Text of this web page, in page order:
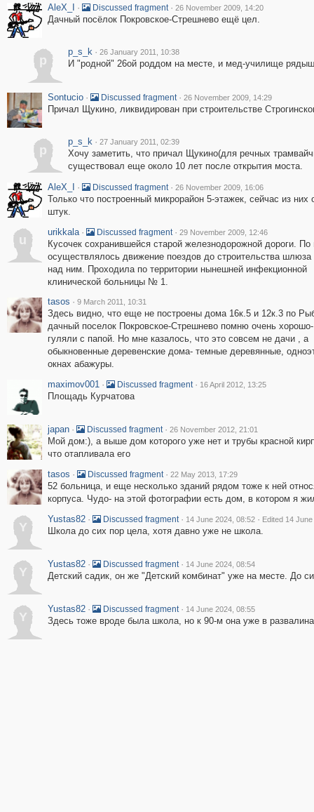
AleX_I · Discussed fragment · 26 November 2009, 14:20
Дачный посёлок Покровское-Стрешнево ещё цел.
p
p_s_k · 26 January 2011, 10:38
И "родной" 26ой роддом на месте, и мед-училище
Sontucio · Discussed fragment · 26 November 2009, 14:29
Причал Щукино, ликвидирован при строительстве
p
p_s_k · 27 January 2011, 02:39
Хочу заметить, что причал Щукино(для речных
существовал еще около 10 лет после открытия моста.
AleX_I
· Discussed fragment · 26 November 2009, 16:06
Только что построенный микрорайон 5-этажек, сейчас из них
штук.
u
urikkala · Discussed fragment · 29 November 2009, 12:46
Кусочек сохранившейся старой железнодорожной дороги. По
осуществлялось движение поездов до строительства шлюза
над ним. Проходила по территории нынешней инфекционной
клинической больницы № 1.
tasos · 9 March 2011, 10:31
Здесь видно, что еще не построены дома 16к.5 и 12к.3 по
дачный поселок Покровское-Стрешнево помню очень
гуляли с папой. Но мне казалось, что это совсем не дачи , а
обыкновенные деревенские дома- темные деревянные,
окнах абажуры.
maximov001 · Discussed fragment · 16 April 2012, 13:25
Площадь Курчатова
japan · Discussed fragment · 26 November 2012, 21:01
Мой дом:), а выше дом которого уже нет и трубы красной
что отапливала его
tasos · Discussed fragment · 22 May 2013, 17:29
52 больница, и еще несколько зданий рядом тоже к ней
корпуса. Чудо- на этой фотографии есть дом, в котором я
Y
Yustas82 · Discussed fragment · 14 June 2024, 08:52 · Edited 14
Школа до сих пор цела, хотя давно уже не школа.
Y
Yustas82 · Discussed fragment · 14 June 2024, 08:54
Детский садик, он же "Детский комбинат" уже на месте. До
Y
Yustas82 · Discussed fragment · 14 June 2024, 08:55
Здесь тоже вроде была школа, но к 90-м она уже в